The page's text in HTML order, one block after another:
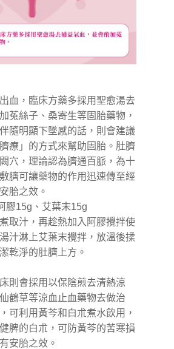
血，臨床方藥多採用聖愈湯去
菟絲子、桑寄生等固胎藥物，
隨明顯下墜感的話，則會建議
療」的方式來幫助固胎。肚臍
穴，理論認為臍通百脈，為十
臍可讓藥物的作用迅速傳至經
胎之效。
膠15g、艾葉末15g
取汁，再趁熱加入阿膠攪拌使
汁淋上艾葉末攪拌，放溫後揉
乾淨的肚臍上方。
則會採用以保陰煎去清熱涼
鶴草等涼血止血藥物去做治
可利用黃芩和白朮煮水飲用，
脾的白朮，可防黃芩的苦寒損
安胎之效。